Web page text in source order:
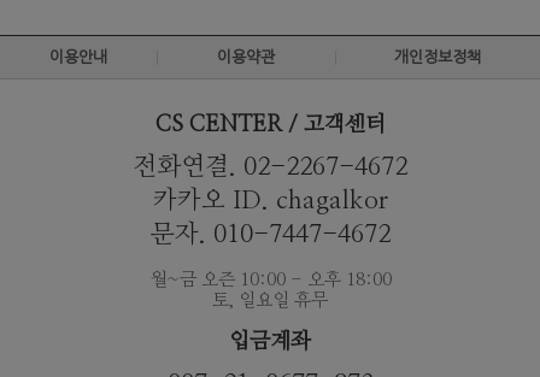
이용안내 이용약관 개인정보정책
CS CENTER / 고객센터
전화연결. 02-2267-4672
카카오 ID. chagalkor
문자. 010-7447-4672
월~금 오즌 10:00 - 오후 18:00
토, 일요일 휴무
입금계좌